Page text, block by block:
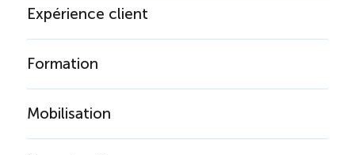
Expérience client
Formation
Mobilisation